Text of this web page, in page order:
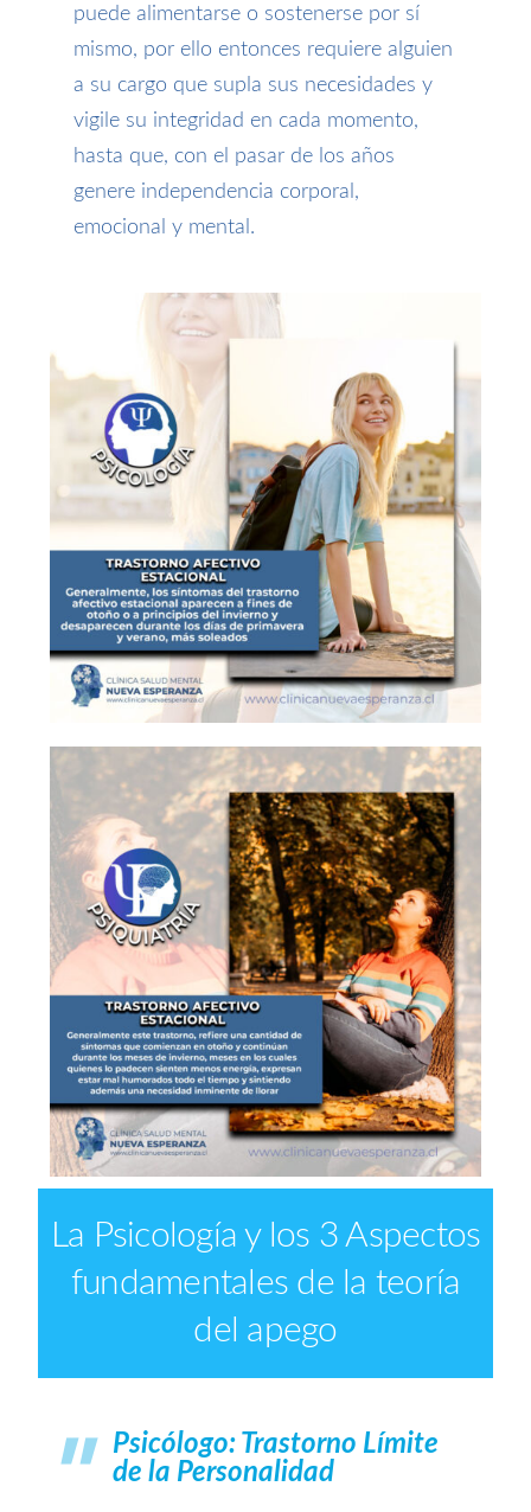
puede alimentarse o sostenerse por sí
mismo, por ello entonces requiere alguien
a su cargo que supla sus necesidades y
vigile su integridad en cada momento,
hasta que, con el pasar de los años
genere independencia corporal,
emocional y mental.
La Psicología y los 3 Aspectos
fundamentales de la teoría
del apego
Psicólogo: Trastorno Límite
de la Personalidad